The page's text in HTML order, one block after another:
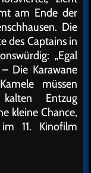
am Ende der
Die
des Captains in
„Egal
Die Karawane
müssen
Entzug
kleine Chance,
11. Kinofilm